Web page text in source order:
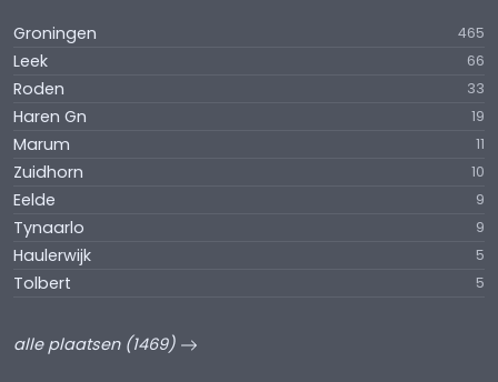
Groningen 465
Leek 66
Roden 33
Haren Gn 19
Marum 11
Zuidhorn 10
Eelde 9
Tynaarlo 9
Haulerwijk 5
Tolbert 5
alle plaatsen (1469)